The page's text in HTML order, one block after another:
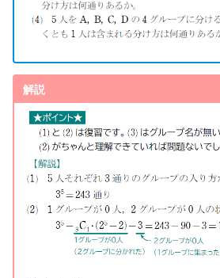
解説